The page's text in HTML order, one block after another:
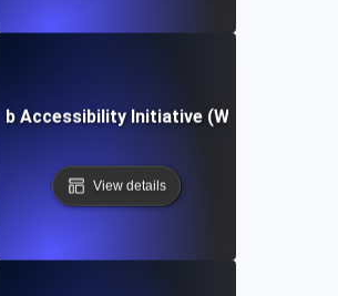
Accessibility Initiative (WAI)
View details